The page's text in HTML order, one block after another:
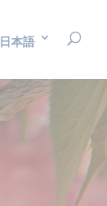
日本語